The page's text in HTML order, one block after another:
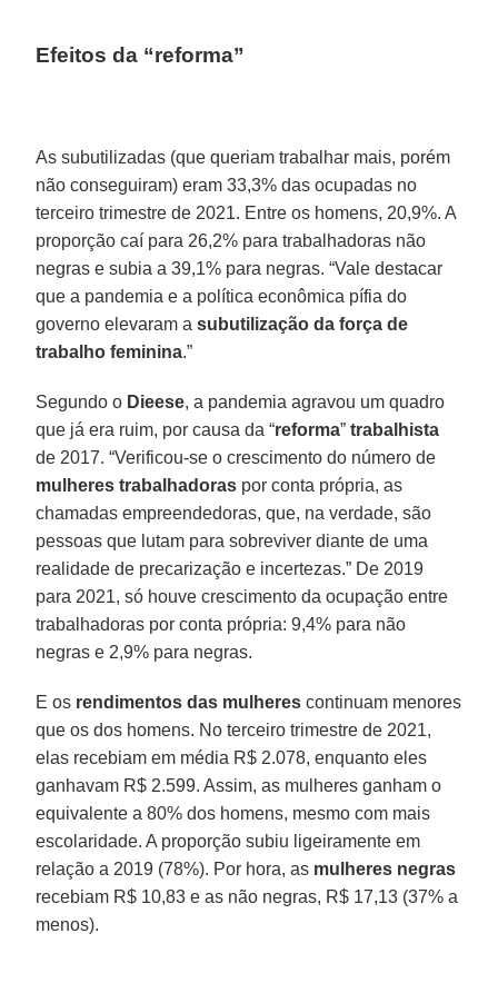
Efeitos da “reforma”
As subutilizadas (que queriam trabalhar mais, porém
não conseguiram) eram 33,3% das ocupadas no
terceiro trimestre de 2021. Entre os homens, 20,9%. A
proporção caí para 26,2% para trabalhadoras não
negras e subia a 39,1% para negras. “Vale destacar
que a pandemia e a política econômica pífia do
governo elevaram asubutilização da força de
trabalho feminina.”
Segundo o Dieese, a pandemia agravou um quadro
que já era ruim, por causa da “reforma”trabalhista
de 2017. “Verificou-se o crescimento do número de
mulheres trabalhadoras por conta própria, as
chamadas empreendedoras, que, na verdade, são
pessoas que lutam para sobreviver diante de uma
realidade de precarização e incertezas.” De 2019
para 2021, só houve crescimento da ocupação entre
trabalhadoras por conta própria: 9,4% para não
negras e 2,9% para negras.
E os rendimentos das mulheres continuam menores
que os dos homens. No terceiro trimestre de 2021,
elas recebiam em média R$ 2.078, enquanto eles
ganhavam R$ 2.599. Assim, as mulheres ganham o
equivalente a 80% dos homens, mesmo com mais
escolaridade. A proporção subiu ligeiramente em
relação a 2019 (78%). Por hora, as mulheres negras
recebiam R$ 10,83 e as não negras, R$ 17,13 (37% a
menos).